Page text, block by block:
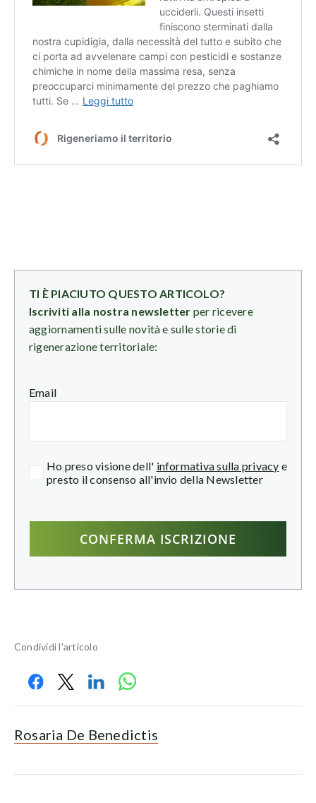
TI È PIACIUTO QUESTO ARTICOLO?
Iscriviti alla nostra newsletter per ricevere
aggiornamenti sulle novità e sulle storie di
rigenerazione territoriale:
Email
Ho preso visione dell' informativa sulla privacy e
presto il consenso all'invio della Newsletter
Condividi l'articolo
Rosaria De Benedictis